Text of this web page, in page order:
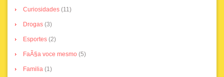
Curiosidades (11)
Drogas (3)
Esportes (2)
FaÃ§a voce mesmo (5)
Familia (1)